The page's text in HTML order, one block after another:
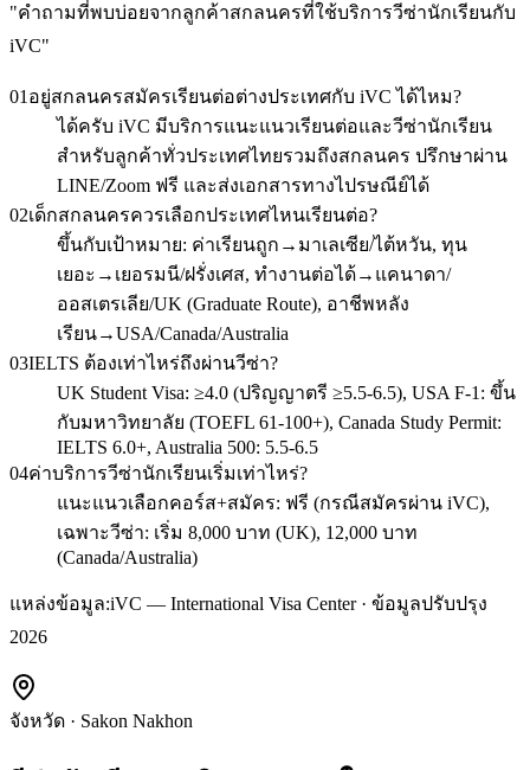
"คำถามที่พบบ่อยจากลูกค้าสกลนครที่ใช้บริการวีซ่านักเรียนกับ
iVC"
01 อยู่สกลนครสมัครเรียนต่อต่างประเทศกับ iVC ได้ไหม?
ได้ครับ iVC มีบริการแนะแนวเรียนต่อและวีซ่านักเรียน
สำหรับลูกค้าทั่วประเทศไทยรวมถึงสกลนคร ปรึกษาผ่าน
LINE/Zoom ฟรี และส่งเอกสารทางไปรษณีย์ได้
02เด็กสกลนครควรเลือกประเทศไหนเรียนต่อ?
ขึ้นกับเป้าหมาย: ค่าเรียนถูก→มาเลเซีย/ไต้หวัน, ทุน
เยอะ→เยอรมนี/ฝรั่งเศส, ทำงานต่อได้→แคนาดา/
ออสเตรเลีย/UK (Graduate Route), อาชีพหลัง
เรียน→USA/Canada/Australia
03IELTS ต้องเท่าไหร่ถึงผ่านวีซ่า?
UK Student Visa: ≥4.0 (ปริญญาตรี ≥5.5-6.5), USA F-1: ขึ้น
กับมหาวิทยาลัย (TOEFL 61-100+), Canada Study Permit:
IELTS 6.0+, Australia 500: 5.5-6.5
04ค่าบริการวีซ่านักเรียนเริ่มเท่าไหร่?
แนะแนวเลือกคอร์ส+สมัคร: ฟรี (กรณีสมัครผ่าน iVC),
เฉพาะวีซ่า: เริ่ม 8,000 บาท (UK), 12,000 บาท
(Canada/Australia)
แหล่งข้อมูล:iVC — International Visa Center · ข้อมูลปรับปรุง
2026
จังหวัด · Sakon Nakhon